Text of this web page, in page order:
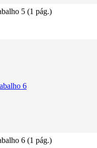
5 (1 pág.)
6
6 (1 pág.)